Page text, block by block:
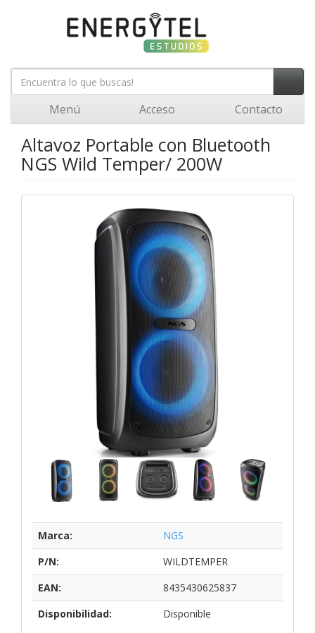
Menú Acceso Contacto
Altavoz Portable con Bluetooth
NGS Wild Temper/ 200W
Marca:
NGS
P/N:
WILDTEMPER
EAN:
8435430625837
Disponibilidad:
Disponible